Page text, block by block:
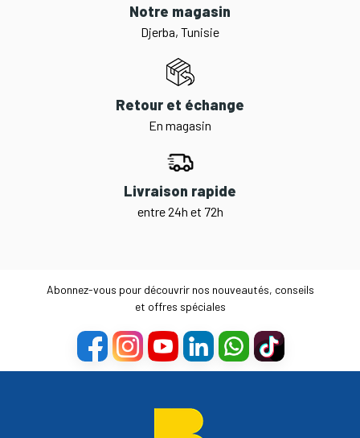
Notre magasin
Djerba, Tunisie
Retour et échange
En magasin
Livraison rapide
entre 24h et 72h
Abonnez-vous pour découvrir nos nouveautés, conseils
et offres spéciales